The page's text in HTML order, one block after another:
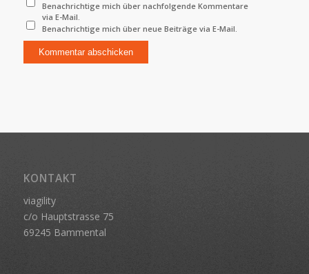
Benachrichtige mich über nachfolgende Kommentare
via E-Mail.
Benachrichtige mich über neue Beiträge via E-Mail.
KONTAKT
viagility
c/o Hauptstrasse 75
69245 Bammental